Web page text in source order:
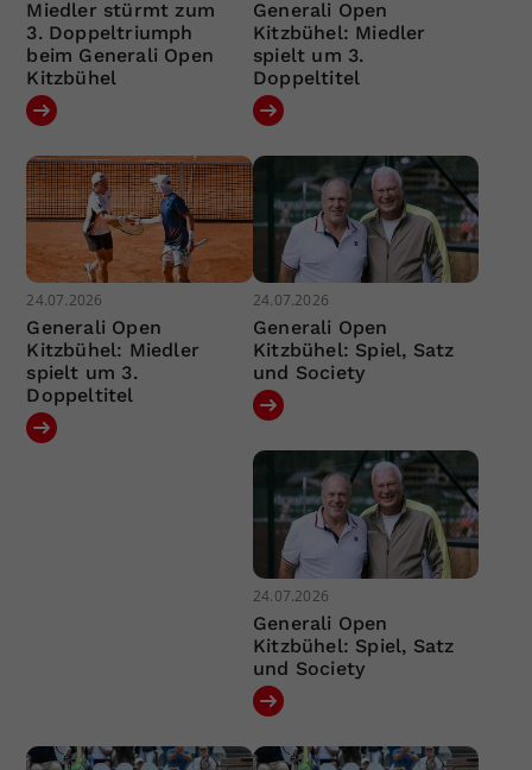
Miedler stürmt zum
3. Doppeltriumph
beim Generali Open
Kitzbühel
Generali Open
Kitzbühel: Miedler
spielt um 3.
Doppeltitel
24.07.2026
Generali Open
Kitzbühel: Miedler
spielt um 3.
Doppeltitel
24.07.2026
Generali Open
Kitzbühel: Spiel, Satz
und Society
24.07.2026
Generali Open
Kitzbühel: Spiel, Satz
und Society